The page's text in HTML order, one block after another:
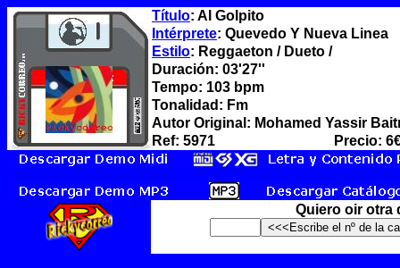
Título: Al Golpito
Intérprete: Quevedo Y Nueva Linea
Estilo: Reggaeton / Dueto /
Duración: 03'27''
Tempo: 103 bpm
Tonalidad: Fm
Autor Original: Mohamed Yassir
Ref: 5971
Precio:
Quiero oir otra